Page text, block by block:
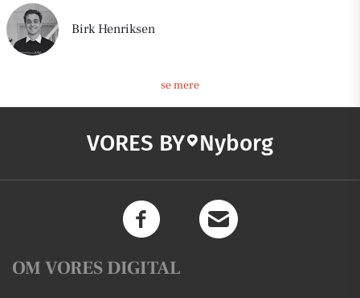
Korsør på den anden side af Storebælt. Dette medfører
blandt andet, at alle, der krydser Storebæltsbroen, kører
Nyborgs historie
Nyborg menes at være blevet opført lige inden 1200-tallets
begyndelse. Grundet sin strategiske beliggenhed midt i
landet og ud til Storebælt spillede Nyborg særligt i
var den hjemsted for rigsmøder mellem stormændene og
Birk Henriksen
se mere
VORES BY Nyborg
OM VORES DIGITAL